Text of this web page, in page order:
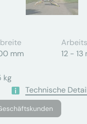
mm
12 - 13
kg
Technische